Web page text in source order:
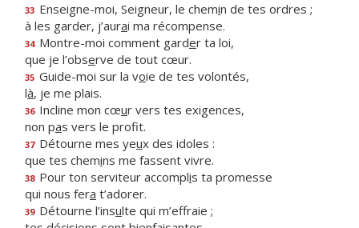
33 Enseigne-moi, Seigneur, le chemin de tes ordres ;
à les garder, j’aurai ma récompense.
34 Montre-moi comment garder ta loi,
que je l’observe de tout cœur.
35 Guide-moi sur la voie de tes volontés,
là, je me plais.
36 Incline mon cœur vers tes exigences,
non pas vers le profit.
37 Détourne mes yeux des idoles :
que tes chemins me fassent vivre.
38 Pour ton serviteur accomplis ta promesse
qui nous fera t’adorer.
39 Détourne l’insulte qui m’effraie ;